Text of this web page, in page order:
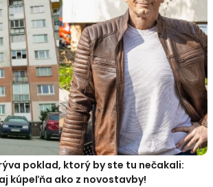
poklad, ktorý by ste tu nečakali:
kúpeľňa ako z novostavby!